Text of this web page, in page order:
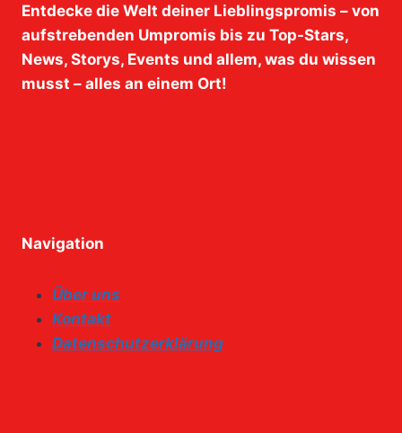
Entdecke die Welt deiner Lieblingspromis – von
aufstrebenden Umpromis bis zu Top-Stars,
News, Storys, Events und allem, was du wissen
musst – alles an einem Ort!
Navigation
Über uns
Kontakt
Datenschutzerklärung